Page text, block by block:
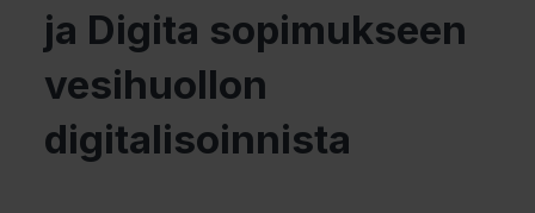
ja Digita sopimukseen
vesihuollon
digitalisoinnista